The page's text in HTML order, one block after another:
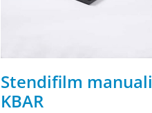
Stendifilm manuali
KBAR